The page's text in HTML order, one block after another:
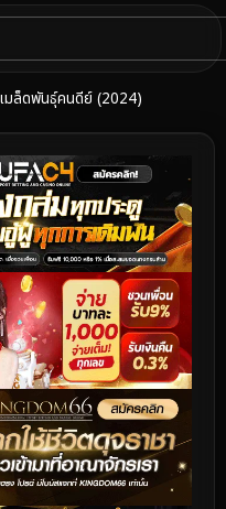
ล็ดพันธุ์คนดีย์ (2024)